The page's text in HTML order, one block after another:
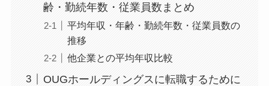
齢・勤続年数・従業員数まとめ
平均年収・年齢・勤続年数・従業員数の
推移
他企業との平均年収比較
OUGホールディングスに転職するために